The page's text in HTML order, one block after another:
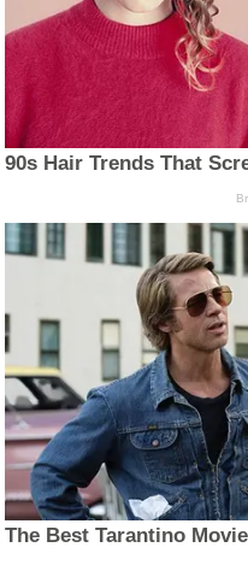
90s Hair Trends That
The Best Tarantino